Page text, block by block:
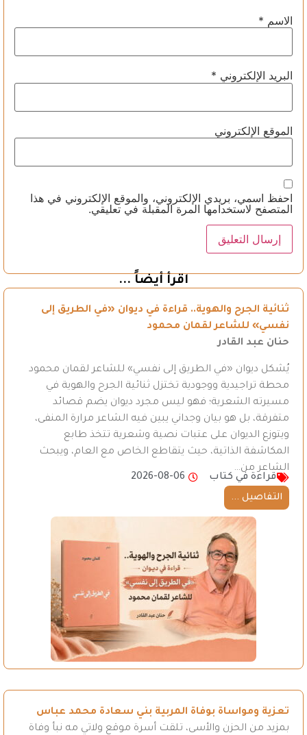
الاسم *
البريد الإلكتروني *
الموقع الإلكتروني
احفظ اسمي، بريدي الإلكتروني، والموقع الإلكتروني في هذا
المتصفح لاستخدامها المرة المقبلة في تعليقي.
اقرأ أيضاً ...
ثنائية الجرح والهوية.. قراءة في ديوان «في الطريق إلى
نفسي» للشاعر لقمان محمود
حنان عبد القادر
يُشكل ديوان «في الطريق إلى نفسي» للشاعر لقمان محمود
محطة تراجيدية ووجودية تختزل ثنائية الجرح والهوية في
مسيرته الشعرية؛ فهو ليس مجرد ديوان يضم قصائد
متفرقة، بل هو بيان وجداني يبين فيه الشاعر مرارة المنفى،
ويتوزع الديوان على عتبات نصية وشعرية تتخذ طابع
المكاشفة الذاتية، حيث يتقاطع الخاص مع العام، ويبحث
الشاعر من…
قراءة في كتاب
2026-08-06
التفاصيل ...
تعزية ومواساة بوفاة المربية بني سعادة محمد عباس
بمزيد من الحزن والأسى، تلقت أسرة موقع ولاتي مه نبأ وفاة